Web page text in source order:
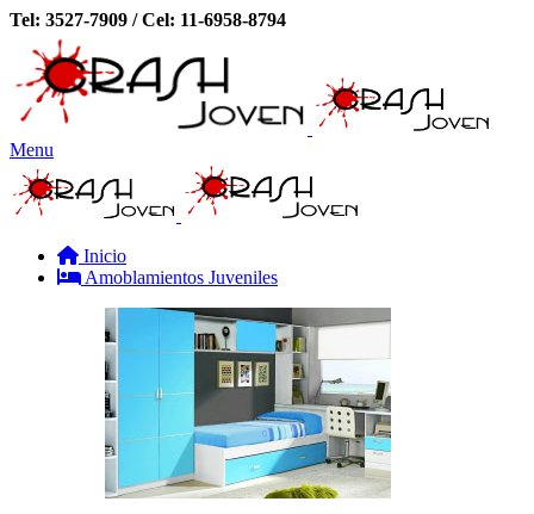
Tel: 3527-7909 / Cel: 11-6958-8794
Menu
Inicio
Amoblamientos Juveniles